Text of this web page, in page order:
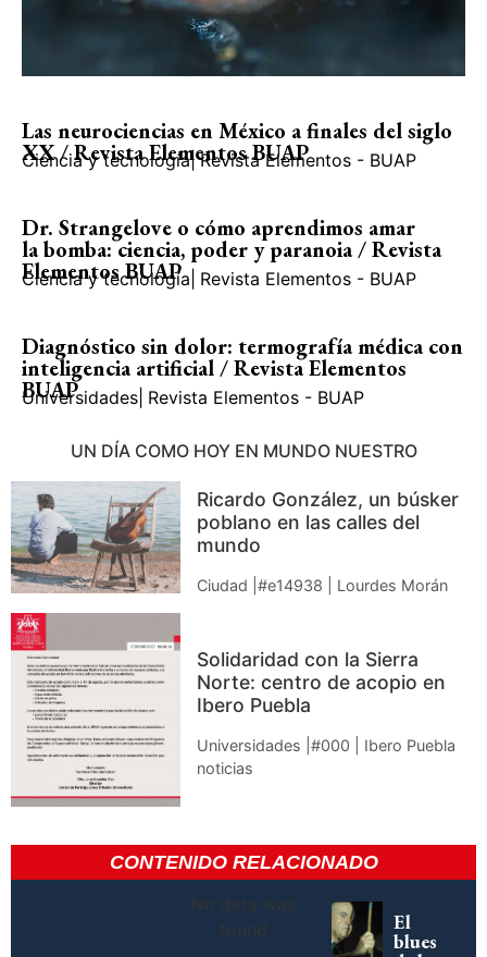
Las neurociencias en México a finales del siglo
XX / Revista Elementos BUAP
Ciencia y tecnología| Revista Elementos - BUAP
Dr. Strangelove o cómo aprendimos amar
la bomba: ciencia, poder y paranoia / Revista
Elementos BUAP
Ciencia y tecnología Revista Elementos - BUAP
Diagnóstico sin dolor: termografía médica con
inteligencia artificial / Revista Elementos
BUAP
Universidades Revista Elementos - BUAP
UN DÍA COMO HOY EN MUNDO NUESTRO
Ricardo González, un búsker
poblano en las calles del
mundo
Ciudad |#e14938 | Lourdes Morán
Solidaridad con la Sierra
Norte: centro de acopio en
Ibero Puebla
Universidades |#000 | Ibero Puebla
noticias
CONTENIDO RELACIONADO
No data was
found
El
blues